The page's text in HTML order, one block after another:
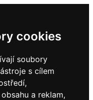
cookies
soubory
s cílem
a reklam,